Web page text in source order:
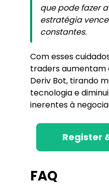
que pode fazer
estratégia
constantes.
Com esses
traders aumentam
Deriv Bot, tirando
tecnologia e
inerentes à
Register
FAQ